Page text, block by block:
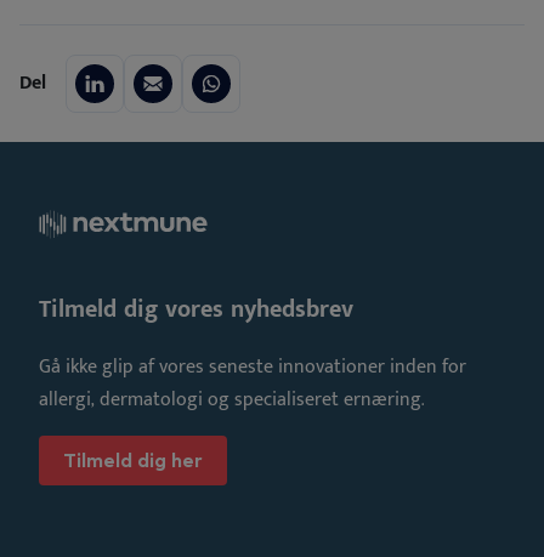
Del
Tilmeld dig vores nyhedsbrev
Gå ikke glip af vores seneste innovationer inden for
allergi, dermatologi og specialiseret ernæring.
Tilmeld dig her